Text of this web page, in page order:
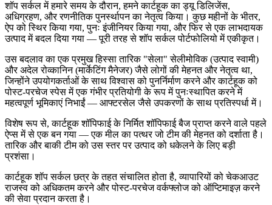
शॉप सर्कल में हमारे समय के दौरान, हमने कार्टहूक काड्यू डिलिजेंस,
अधिग्रहण, औररणनीतिक पुनर्स्थापनका नेतृत्व किया। कुछ महीनों के भीतर,
ऐप को स्थिर किया गया, पुनः इंजीनियर किया गया, और फिर से एक लाभदायक
उत्पाद में बदल दिया गया — पूरी तरह से शॉप सर्कल पोर्टफोलियो में एकीकृत।
उस बदलाव का एक प्रमुख हिस्सातारिक "सेला" सेलीमोविक(उत्पाद स्वामी)
औरअदेल रोव्कानिन(मार्केटिंग मैनेजर) जैसे लोगों की मेहनत और नेतृत्व था,
जिन्होंने उपयोगकर्ताओं के साथ विश्वास को पुनर्निर्माण करने और कार्टहूक को
पोस्ट-परचेज स्पेस में एक गंभीर प्रतियोगी के रूप में पुनःस्थापित करने में
महत्वपूर्ण भूमिकाएं निभाईं — आफ्टरसेल जैसे उपकरणों के साथ प्रतिस्पर्धा में।
विशेष रूप से, कार्टहूकशॉपिफाई के निर्मित शॉपिफाई बैज प्राप्त करने वाले पहले
ऐप्स में से एक बन गया — एक मील का पत्थर जो टीम की मेहनत को दर्शाता है।
तारिक और बाकी टीम कोउस स्तर पर उत्पाद को धकेलने के लिए बड़ी
प्रशंसा।
कार्टहूक शॉप सर्कल छत्र के तहत संचालित होता है, व्यापारियों को चेकआउट
राजस्व को अधिकतम करने और पोस्ट-परचेज वर्कफ्लोज को ऑप्टिमाइज़ करने
की सेवा प्रदान करता है।